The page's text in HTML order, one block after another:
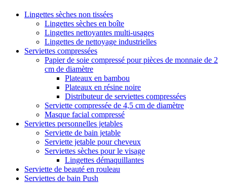
Lingettes sèches non tissées
Lingettes sèches en boîte
Lingettes nettoyantes multi-usages
Lingettes de nettoyage industrielles
Serviettes compressées
Papier de soie compressé pour pièces de monnaie de 2
cm de diamètre
Plateaux en bambou
Plateaux en résine noire
Distributeur de serviettes compressées
Serviette compressée de 4,5 cm de diamètre
Masque facial compressé
Serviettes personnelles jetables
Serviette de bain jetable
Serviette jetable pour cheveux
Serviettes sèches pour le visage
Lingettes démaquillantes
Serviette de beauté en rouleau
Serviettes de bain Push